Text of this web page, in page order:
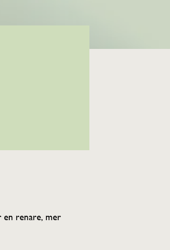
en renare, mer